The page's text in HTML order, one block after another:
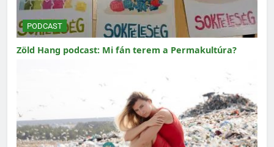
PODCAST
Zöld Hang podcast: Mi fán terem a Permakultúra?